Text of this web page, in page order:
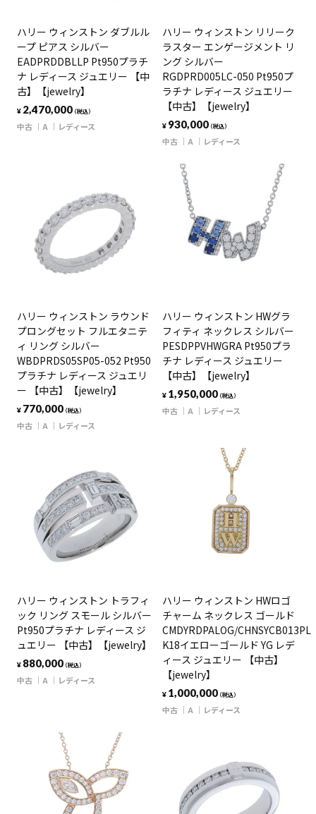
ハリー ウィンストン ダブルル
ープ ピアス シルバー
EADPRDDBLLP Pt950プラチ
ナ レディース ジュエリー 【中
古】【jewelry】
¥ 2,470,000（税込）
中古 A レディース
ハリー ウィンストン リリーク
ラスター エンゲージメント リ
ング シルバー
RGDPRD005LC-050 Pt950プ
ラチナ レディース ジュエリー
【中古】【jewelry】
¥ 930,000（税込）
中古 A レディース
ハリー ウィンストン ラウンド
プロングセット フルエタニテ
ィ リング シルバー
WBDPRDS05SP05-052 Pt950
プラチナ レディース ジュエリ
ー 【中古】【jewelry】
¥ 770,000（税込）
中古 A レディース
ハリー ウィンストン HWグラ
フィティ ネックレス シルバー
PESDPPVHWGRA Pt950プラ
チナ レディース ジュエリー
【中古】【jewelry】
¥ 1,950,000（税込）
中古 A レディース
ハリー ウィンストン トラフィ
ック リング スモール シルバー
Pt950プラチナ レディース ジ
ュエリー 【中古】【jewelry】
¥ 880,000（税込）
中古 A レディース
ハリー ウィンストン HWロゴ
チャーム ネックレス ゴールド
CMDYRDPALOG/CHNSYCB013PL
K18イエローゴールド YG レデ
ィース ジュエリー 【中古】
【jewelry】
¥ 1,000,000（税込）
中古 A レディース